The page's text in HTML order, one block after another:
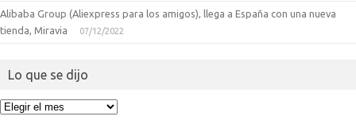
Alibaba Group (Aliexpress para los amigos), llega a España con una nueva
tienda, Miravia
07/12/2022
Lo que se dijo
Lo